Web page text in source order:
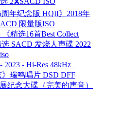
年纪念版 HQII》2018年
限量版ISO
精选16首Best Collect
SACD 发烧人声碟 2022
- Hi-Res 48kHz_
瑞鸣唱片 DSD DFF
纪念大碟（完美的声音）